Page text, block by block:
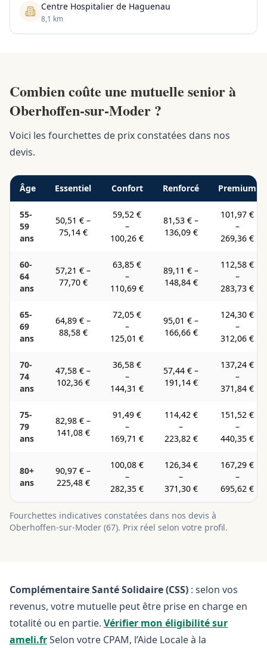
Centre Hospitalier de Haguenau
8,1 km
Combien coûte une mutuelle senior à
Oberhoffen-sur-Moder ?
Voici les fourchettes de prix constatées dans nos
devis.
Âge Essentiel Confort Renforcé Premium
55-
59
ans
50,51 € –
75,14 €
59,52 €
–
100,26 €
81,53 € –
136,09 €
101,97 €
–
269,36 €
60-
64
ans
57,21 € –
77,70 €
63,85 €
–
110,69 €
89,11 € –
148,84 €
112,58 €
–
283,73 €
65-
69
ans
64,89 € –
88,58 €
72,05 €
–
125,01 €
95,01 € –
166,66 €
124,30 €
–
312,06 €
70-
74
ans
47,58 € –
102,36 €
36,58 €
–
144,31 €
57,44 € –
191,14 €
137,24 €
–
371,84 €
75-
79
ans
82,98 € –
141,08 €
91,49 €
–
169,71 €
114,42 €
–
223,82 €
151,52 €
–
440,35 €
80+
ans
90,97 € –
225,48 €
100,08 €
–
282,35 €
126,34 €
–
371,30 €
167,29 €
–
695,62 €
Fourchettes indicatives constatées dans nos devis à
Oberhoffen-sur-Moder (67). Prix réel selon votre profil.
Complémentaire Santé Solidaire (CSS) : selon vos
revenus, votre mutuelle peut être prise en charge en
totalité ou en partie. Vérifier mon éligibilité sur
ameli.frSelon votre CPAM, l’Aide Locale à la